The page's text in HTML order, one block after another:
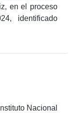
en el proceso
identificado
Nacional